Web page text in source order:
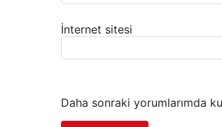
İnternet sitesi
Daha sonraki yorumlarımda